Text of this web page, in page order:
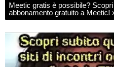
Meetic gratis è possibile?
abbonamento gratuito a Meetic!